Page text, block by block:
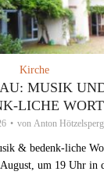
Kirche
MUSIK
LICHE
von Anton
& bedenk-liche
um 19 Uhr in